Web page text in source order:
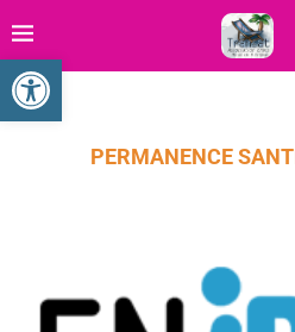
Ouvrir la barre d’outils
PERMANENCE